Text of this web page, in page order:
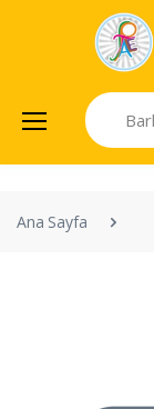
Ana Sayfa